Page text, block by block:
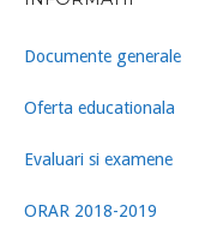
Documente generale
Oferta educationala
Evaluari si examene
ORAR 2018-2019